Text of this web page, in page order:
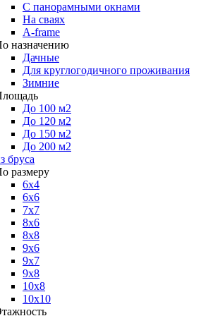
С панорамными окнами
На сваях
A-frame
назначению
Дачные
Для круглогодичного проживания
Зимние
До 100 м2
До 120 м2
До 150 м2
До 200 м2
бруса
размеру
6х4
6х6
7х7
8x6
8х8
9х6
9х7
9х8
10х8
10х10